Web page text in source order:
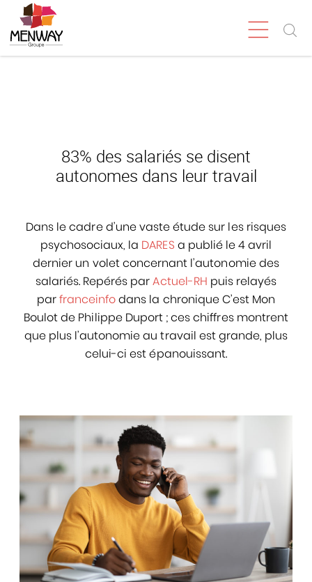
83% des salariés se disent
autonomes dans leur travail
Dans le cadre d’une vaste étude sur les risques
psychosociaux, la DARES a publié le 4 avril
dernier un volet concernant l’autonomie des
salariés. Repérés parActuel-RH puis relayés
parfranceinfodans la chronique C’est Mon
Boulot de Philippe Duport ; ces chiffres montrent
que plus l’autonomie au travail est grande, plus
celui-ci est épanouissant.